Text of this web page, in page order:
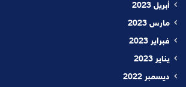
أبريل 2023
مارس 2023
فبراير 2023
يناير 2023
ديسمبر 2022